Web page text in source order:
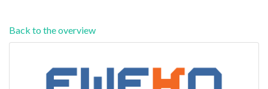
Back to the overview